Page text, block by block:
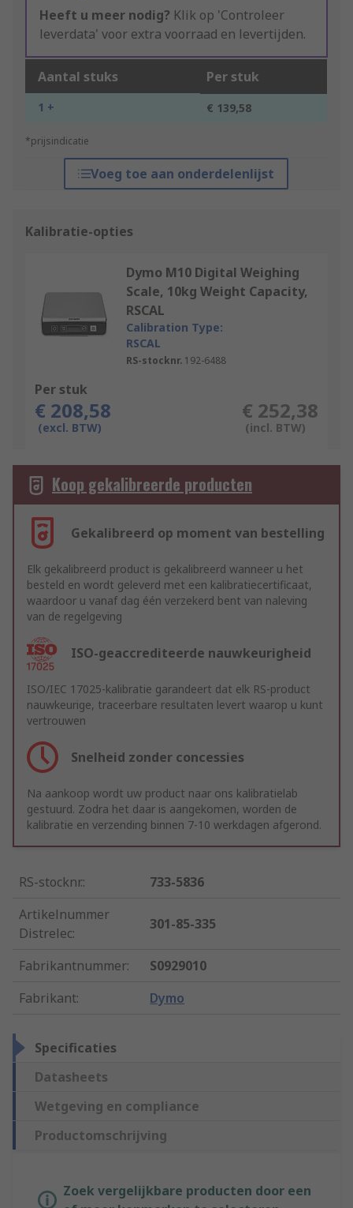
Heeft u meer nodig? Klik op 'Controleer
leverdata' voor extra voorraad en levertijden.
Aantal stuks Per stuk
1 + € 139,58
*prijsindicatie
Voeg toe aan onderdelenlijst
Kalibratie-opties
Dymo M10 Digital Weighing
Scale, 10kg Weight Capacity,
RSCAL
Calibration Type:
RSCAL
RS-stocknr. 192-6488
Per stuk
€ 208,58
(excl. BTW)
€ 252,38
(incl. BTW)
Koop gekalibreerde producten
Gekalibreerd op moment van bestelling
Elk gekalibreerd product is gekalibreerd wanneer u het
besteld en wordt geleverd met een kalibratiecertificaat,
waardoor u vanaf dag één verzekerd bent van naleving
van de regelgeving
ISO-geaccrediteerde nauwkeurigheid
ISO/IEC 17025-kalibratie garandeert dat elk RS-product
nauwkeurige, traceerbare resultaten levert waarop u kunt
vertrouwen
Snelheid zonder concessies
Na aankoop wordt uw product naar ons kalibratielab
gestuurd. Zodra het daar is aangekomen, worden de
kalibratie en verzending binnen 7-10 werkdagen afgerond.
RS-stocknr.:
733-5836
Artikelnummer
Distrelec:
301-85-335
Fabrikantnummer:
S0929010
Fabrikant: Dymo
Specificaties
Datasheets
Wetgeving en compliance
Productomschrijving
Zoek vergelijkbare producten door een